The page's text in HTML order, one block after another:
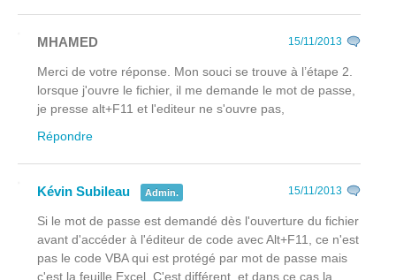
MHAMED 15/11/2013
Merci de votre réponse. Mon souci se trouve à l’étape 2.
lorsque j'ouvre le fichier, il me demande le mot de passe,
je presse alt+F11 et l'editeur ne s'ouvre pas,
Répondre
Kévin Subileau Admin. 15/11/2013
Si le mot de passe est demandé dès l'ouverture du fichier
avant d'accéder à l'éditeur de code avec Alt+F11, ce n'est
pas le code VBA qui est protégé par mot de passe mais
c'est la feuille Excel. C'est différent, et dans ce cas la